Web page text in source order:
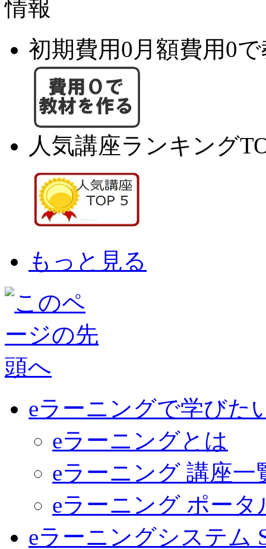
初期費用0月額費用0
人気講座ランキング
もっと見る
eラーニングで学びた
eラーニングとは
eラーニング 講座一
eラーニング ポータ
eラーニングシステム